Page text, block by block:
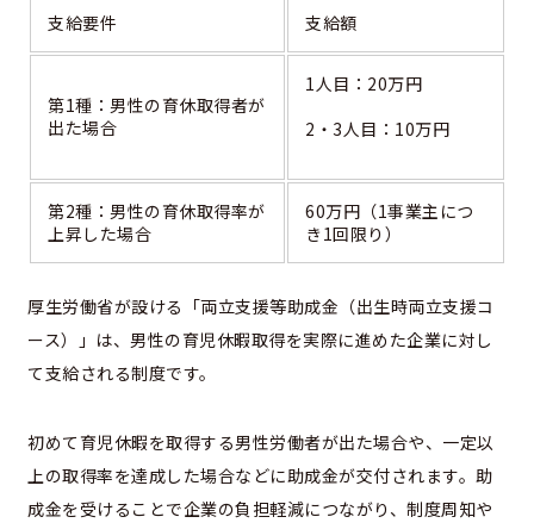
支給要件 支給額
第1種：男性の育休取得者が
出た場合
1人目：20万円
2・3人目：10万円
第2種：男性の育休取得率が
上昇した場合
60万円（1事業主につ
き1回限り）
厚生労働省が設ける「両立支援等助成金（出生時両立支援コ
ース）」は、男性の育児休暇取得を実際に進めた企業に対し
て支給される制度です。
初めて育児休暇を取得する男性労働者が出た場合や、一定以
上の取得率を達成した場合などに助成金が交付されます。助
成金を受けることで企業の負担軽減につながり、制度周知や